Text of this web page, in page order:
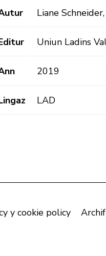
Liane
Uniun Ladins
2019
LAD
y cookie policy Archif